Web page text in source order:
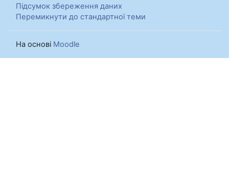
Підсумок збереження даних
Перемикнути до стандартної теми
На основі Moodle